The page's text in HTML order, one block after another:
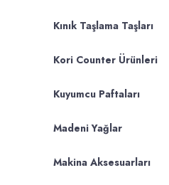
Kınık Taşlama Taşları
Kori Counter Ürünleri
Kuyumcu Paftaları
Madeni Yağlar
Makina Aksesuarları